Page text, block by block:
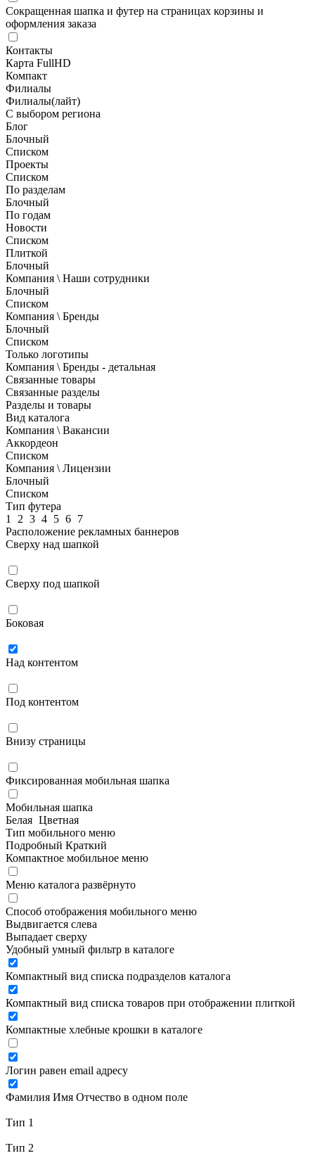
Сокращенная шапка и футер на страницах корзины и
оформления заказа
Контакты
Карта FullHD
Компакт
Филиалы
Филиалы(лайт)
С выбором региона
Блог
Блочный
Списком
Проекты
Списком
По разделам
Блочный
По годам
Новости
Списком
Плиткой
Блочный
Компания \ Наши сотрудники
Блочный
Списком
Компания \ Бренды
Блочный
Списком
Только логотипы
Компания \ Бренды - детальная
Связанные товары
Связанные разделы
Разделы и товары
Вид каталога
Компания \ Вакансии
Аккордеон
Списком
Компания \ Лицензии
Блочный
Списком
Тип футера
1
2 3 4 5 6 7
Расположение рекламных баннеров
Сверху над шапкой
Сверху под шапкой
Боковая
Над контентом
Под контентом
Внизу страницы
Фиксированная мобильная шапка
Мобильная шапка
Белая Цветная
Тип мобильного меню
Подробный Краткий
Компактное мобильное меню
Меню каталога развёрнуто
Способ отображения мобильного меню
Выдвигается слева
Выпадает сверху
Удобный умный фильтр в каталоге
Компактный вид списка подразделов каталога
Компактный вид списка товаров при отображении плиткой
Компактные хлебные крошки в каталоге
Логин равен email адресу
Фамилия Имя Отчество в одном поле
Тип 1
Тип 2